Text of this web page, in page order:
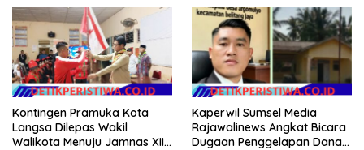
Kontingen Pramuka Kota
Langsa Dilepas Wakil
Walikota Menuju Jamnas XII
Kaperwil Sumsel Media
Rajawalinews Angkat Bicara
Dugaan Penggelapan Dana